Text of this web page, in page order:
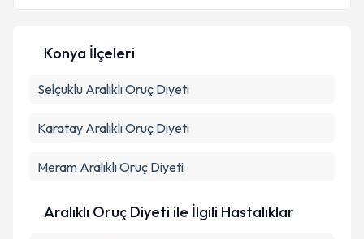
Metni'ni okudum ve kişisel verilerimin belirtilen
Konya İlçeleri
Selçuklu Aralıklı Oruç Diyeti
Karatay Aralıklı Oruç Diyeti
Meram Aralıklı Oruç Diyeti
Aralıklı Oruç Diyeti ile İlgili Hastalıklar